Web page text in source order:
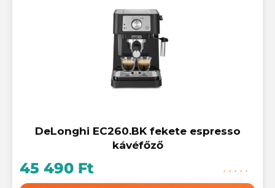
DeLonghi EC260.BK fekete espresso
kávéfőző
45 490 Ft